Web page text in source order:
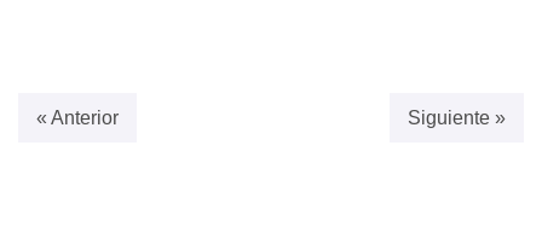
Siguiente »
« Anterior